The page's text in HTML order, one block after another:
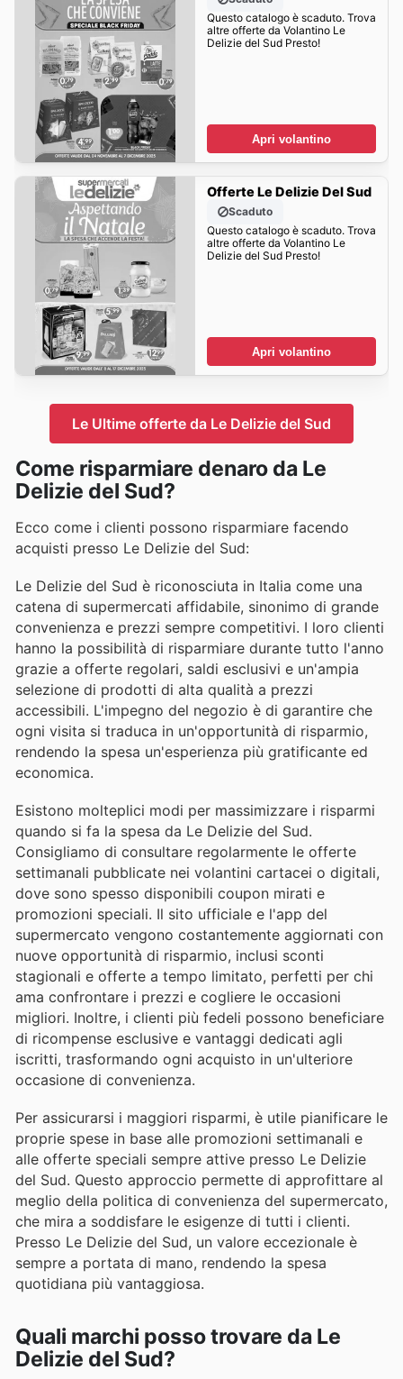
Questo catalogo è scaduto. Trova
altre offerte da Volantino Le
Delizie del Sud Presto!
Apri volantino
Offerte Le Delizie Del Sud
Scaduto
Questo catalogo è scaduto. Trova
altre offerte da Volantino Le
Delizie del Sud Presto!
Apri volantino
Le Ultime offerte da Le Delizie del Sud
Come risparmiare denaro da Le
Delizie del Sud?
Ecco come i clienti possono risparmiare facendo
acquisti presso Le Delizie del Sud:
Le Delizie del Sud è riconosciuta in Italia come una
catena di supermercati affidabile, sinonimo di grande
convenienza e prezzi sempre competitivi. I loro clienti
hanno la possibilità di risparmiare durante tutto l'anno
grazie a offerte regolari, saldi esclusivi e un'ampia
selezione di prodotti di alta qualità a prezzi
accessibili. L'impegno del negozio è di garantire che
ogni visita si traduca in un'opportunità di risparmio,
rendendo la spesa un'esperienza più gratificante ed
economica.
Esistono molteplici modi per massimizzare i risparmi
quando si fa la spesa da Le Delizie del Sud.
Consigliamo di consultare regolarmente le offerte
settimanali pubblicate nei volantini cartacei o digitali,
dove sono spesso disponibili coupon mirati e
promozioni speciali. Il sito ufficiale e l'app del
supermercato vengono costantemente aggiornati con
nuove opportunità di risparmio, inclusi sconti
stagionali e offerte a tempo limitato, perfetti per chi
ama confrontare i prezzi e cogliere le occasioni
migliori. Inoltre, i clienti più fedeli possono beneficiare
di ricompense esclusive e vantaggi dedicati agli
iscritti, trasformando ogni acquisto in un'ulteriore
occasione di convenienza.
Per assicurarsi i maggiori risparmi, è utile pianificare le
proprie spese in base alle promozioni settimanali e
alle offerte speciali sempre attive presso Le Delizie
del Sud. Questo approccio permette di approfittare al
meglio della politica di convenienza del supermercato,
che mira a soddisfare le esigenze di tutti i clienti.
Presso Le Delizie del Sud, un valore eccezionale è
sempre a portata di mano, rendendo la spesa
quotidiana più vantaggiosa.
Quali marchi posso trovare da Le
Delizie del Sud?